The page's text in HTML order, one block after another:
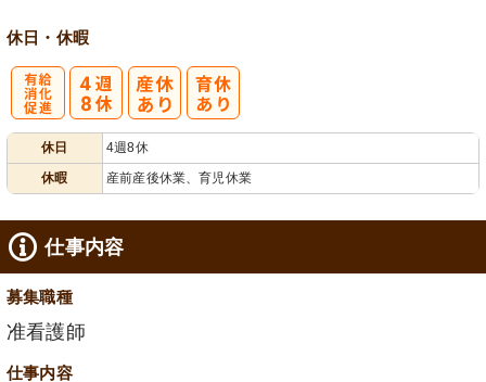
休日・休暇
休日
4週8休
休暇
産前産後休業、育児休業
仕事内容
募集職種
准看護師
仕事内容